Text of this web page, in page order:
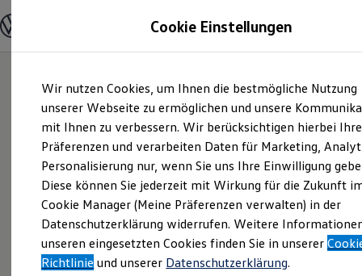
Hauptinhalt
springen
Footer
springen
Modelle und Konfigurator
Modelle vergleichen
Elektroautos
ENERGY Sondermodelle
Nutzfahrzeuge
SUV und CUV
Familienautos
Kombis
Kompaktwagen
Sportwagen
Schnell verfügbare Fahrzeuge
Angebote und Produkte
Aktuelle Angebote
E-Auto-Förderung
Volkswagen Marktplatz
Cookie Einstellungen
Wir nutzen Cookies, um Ihnen die bestmögliche Nutzung
unserer Webseite zu ermöglichen und unsere
mit Ihnen zu verbessern. Wir berücksichtigen hierbei Ihre
Präferenzen und verarbeiten Daten für Marketing,
Personalisierung nur, wenn Sie uns Ihre Einwilligung
Diese können Sie jederzeit mit Wirkung für die Zukunft
Cookie Manager (Meine Präferenzen verwalten) in der
Datenschutzerklärung widerrufen. Weitere
unseren eingesetzten Cookies finden Sie in unserer
Richtlinie und unserer Datenschutzerklärung.